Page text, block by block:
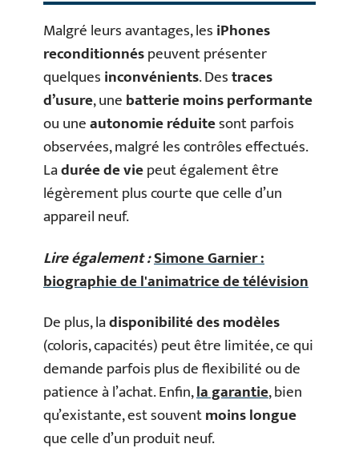
Malgré leurs avantages, lesiPhones
reconditionnéspeuvent présenter
quelquesinconvénients. Destraces
d’usure, unebatterie moins performante
ou uneautonomie réduitesont parfois
observées, malgré les contrôles effectués.
Ladurée de viepeut également être
légèrement plus courte que celle d’un
appareil neuf.
Lire également :Simone Garnier :
biographie de l'animatrice de télévision
De plus, ladisponibilité des modèles
(coloris, capacités) peut être limitée, ce qui
demande parfois plus de flexibilité ou de
patience à l’achat. Enfin,la garantie, bien
qu’existante, est souventmoins longue
que celle d’un produit neuf.